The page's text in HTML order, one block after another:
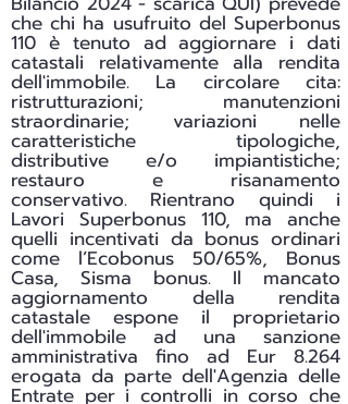
che chi ha usufruito del Superbonus
110 è tenuto ad aggiornare i dati
catastali relativamente alla rendita
dell'immobile. La circolare cita:
ristrutturazioni; manutenzioni
straordinarie; variazioni nelle
caratteristiche tipologiche,
distributive e/o impiantistiche;
restauro e risanamento
conservativo. Rientrano quindi i
Lavori Superbonus 110, ma anche
quelli incentivati da bonus ordinari
come l’Ecobonus 50/65%, Bonus
Casa, Sisma bonus. Il mancato
aggiornamento della rendita
catastale espone il proprietario
dell'immobile ad una sanzione
amministrativa fino ad Eur 8.264
erogata da parte dell'Agenzia delle
Entrate per i controlli in corso che